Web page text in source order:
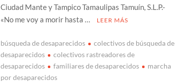
Ciudad Mante y Tampico Tamaulipas Tamuín, S.L.P.-
«No me voy a morir hasta …
LEER MÁS
búsqueda de desaparecidos
colectivos de búsqueda de
desaparecidos
colectivos rastreadores de
desaparecidos
familiares de desaparecidos
marcha
por desaparecidos